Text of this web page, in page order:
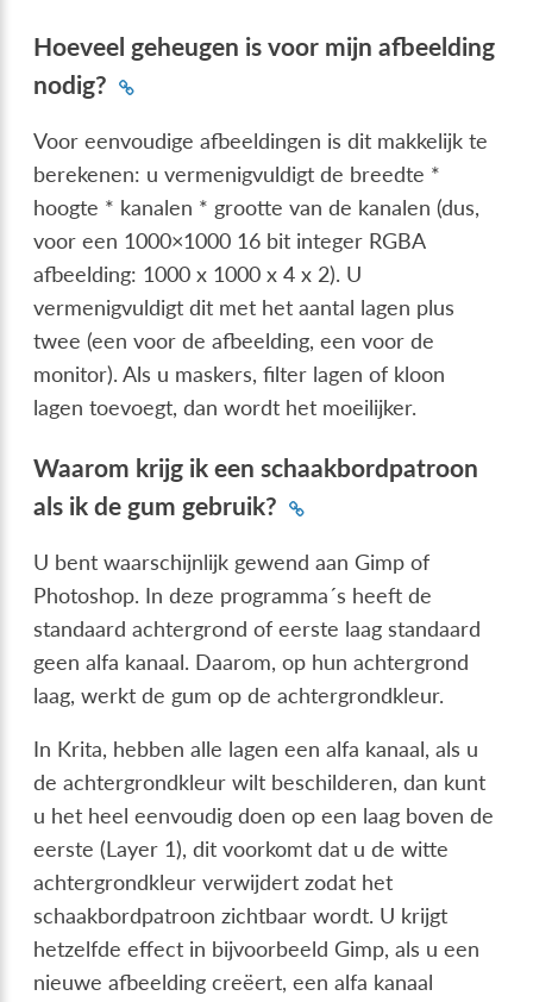
Hoeveel geheugen is voor mijn afbeelding
nodig?
Voor eenvoudige afbeeldingen is dit makkelijk te
berekenen: u vermenigvuldigt de breedte *
hoogte * kanalen * grootte van de kanalen (dus,
voor een 1000×1000 16 bit integer RGBA
afbeelding: 1000 x 1000 x 4 x 2). U
vermenigvuldigt dit met het aantal lagen plus
twee (een voor de afbeelding, een voor de
monitor). Als u maskers, filter lagen of kloon
lagen toevoegt, dan wordt het moeilijker.
Waarom krijg ik een schaakbordpatroon
als ik de gum gebruik?
U bent waarschijnlijk gewend aan Gimp of
Photoshop. In deze programma´s heeft de
standaard achtergrond of eerste laag standaard
geen alfa kanaal. Daarom, op hun achtergrond
laag, werkt de gum op de achtergrondkleur.
In Krita, hebben alle lagen een alfa kanaal, als u
de achtergrondkleur wilt beschilderen, dan kunt
u het heel eenvoudig doen op een laag boven de
eerste (Layer 1), dit voorkomt dat u de witte
achtergrondkleur verwijdert zodat het
schaakbordpatroon zichtbaar wordt. U krijgt
hetzelfde effect in bijvoorbeeld Gimp, als u een
nieuwe afbeelding creëert, een alfa kanaal